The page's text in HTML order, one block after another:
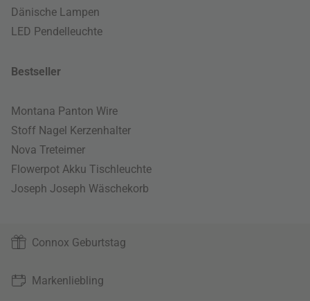
Dänische Lampen
LED Pendelleuchte
Bestseller
Montana Panton Wire
Stoff Nagel Kerzenhalter
Nova Treteimer
Flowerpot Akku Tischleuchte
Joseph Joseph Wäschekorb
Connox Geburtstag
Markenliebling